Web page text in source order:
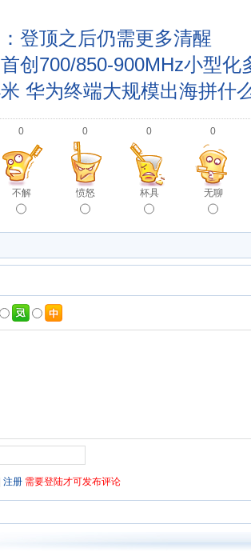
登顶之后仍需更多清醒
创700/850-900MHz小型化
华为终端大规模出海拼什
0
不解
0
愤怒
0
杯具
0
无聊